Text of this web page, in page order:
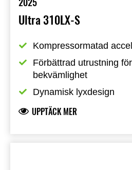
Ultra 310LX-S
Kompressormatad
Förbättrad utrustning
bekvämlighet
Dynamisk lyxdesign
UPPTÄCK MER